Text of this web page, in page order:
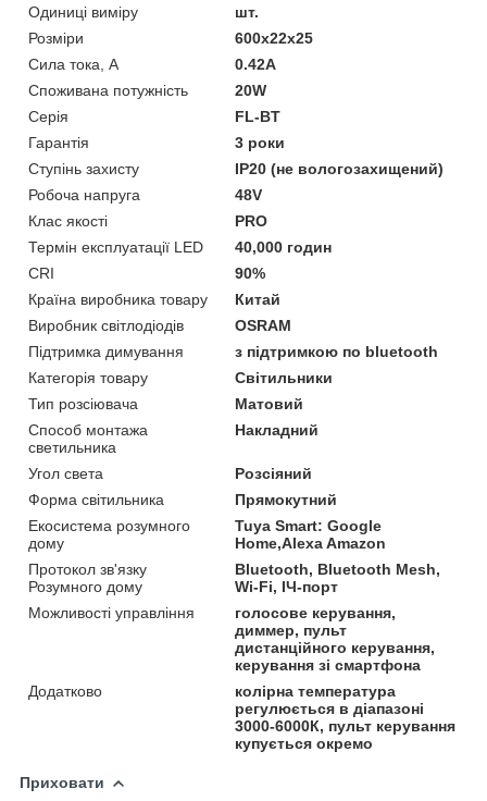
Одиниці виміру
шт.
Розміри
600х22х25
Сила тока, А
0.42А
Споживана потужність
20W
Серія
FL-BT
Гарантія
3 роки
Ступінь захисту
IP20 (не вологозахищений)
Робоча напруга
48V
Клас якості
PRO
Термін експлуатації LED
40,000 годин
CRI
90%
Країна виробника товару
Китай
Виробник світлодіодів
OSRAM
Підтримка димування
з підтримкою по bluetooth
Категорія товару
Світильники
Тип розсіювача
Матовий
Способ монтажа
светильника
Накладний
Угол света
Розсіяний
Форма світильника
Прямокутний
Екосистема розумного
дому
Tuya Smart: Google
Home,Alexa Amazon
Протокол зв'язку
Розумного дому
Bluetooth, Bluetooth Mesh,
Wi-Fi, ІЧ-порт
Можливості управління
голосове керування,
диммер, пульт
дистанційного керування,
керування зі смартфона
Додатково
колірна температура
регулюється в діапазоні
3000-6000К, пульт керування
купується окремо
Приховати